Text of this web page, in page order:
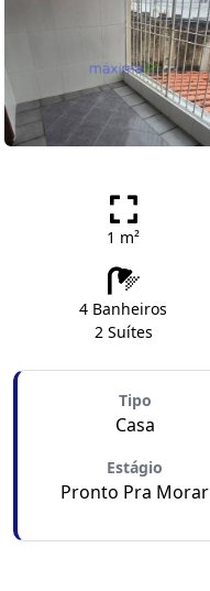
1 m²
4 Banheiros
2 Suítes
Tipo
Casa
Estágio
Pronto Pra Morar